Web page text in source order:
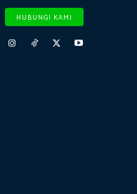
HUBUNGI KAMI